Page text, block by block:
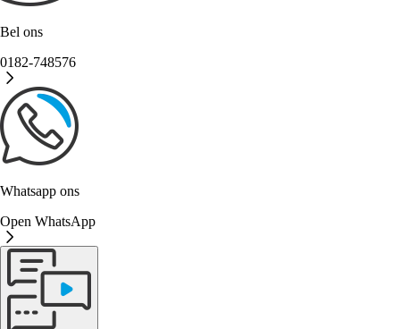
Bel ons
0182-748576
Whatsapp ons
Open WhatsApp